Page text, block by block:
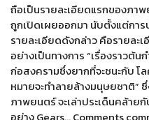
ถือเป็นรายละเอียดแรกของภา
ถูกเปิดเผยออกมา นับตั้งแต่การ
รายละเอียดดังกล่าว คือรายล
อย่างเป็นทางการ “เรื่องราวต้
ก่อสงครามซึ่งยากที่จะชนะกับ โ
หมายจะทำลายล้างมนุษยชาติ”
ภาพยนตร์ จะเล่าประเด็นคล้าย
อย่าง Gears… Comments